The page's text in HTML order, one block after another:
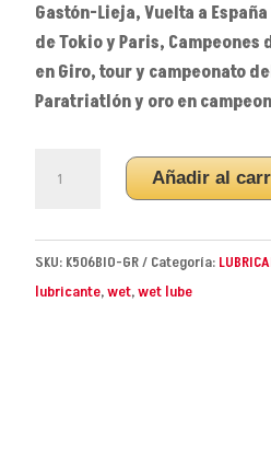
Gastón-Lieja, Vuelta a
de Tokio y Paris, Campeones
en Giro, tour y campeonato
Paratriatlón y oro en
500ML
Añadir al
SKU: K506BIO-GR Categoría:
lubricante,wet,wet lube